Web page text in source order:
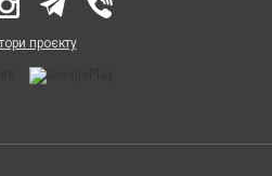
проєкту